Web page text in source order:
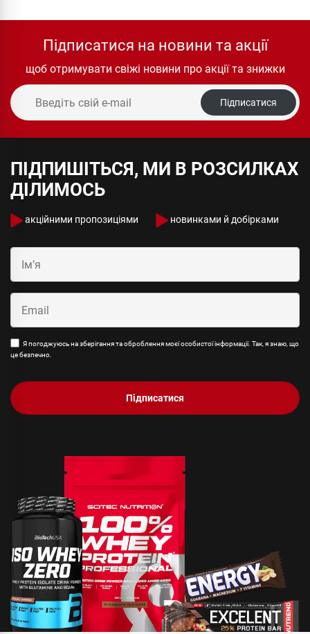
Підписатися на новини та акції
щоб отримувати свіжі новини про акції та знижки
Підписатися
ПІДПИШІТЬСЯ, МИ В РОЗСИЛКАХ
ДІЛИМОСЬ
акційними пропозиціями новинками й добірками
Я погоджуюсь на зберігання та оброблення моєї особистої інформації. Так, я знаю, що
це безпечно.
Підписатися